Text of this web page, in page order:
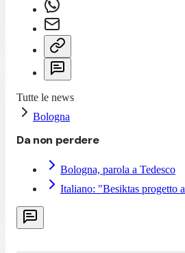
Tutte le news
Bologna
Da non perdere
Bologna, parola a Tedesco
Italiano: "Besiktas progetto